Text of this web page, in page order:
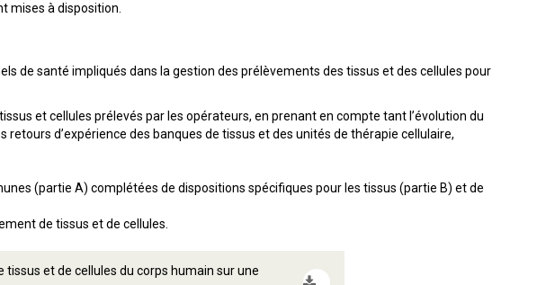
mises à disposition.
de santé impliqués dans la gestion des prélèvements des tissus et des cellules pour
et cellules prélevés par les opérateurs, en prenant en compte tant l’évolution du
d’expérience des banques de tissus et des unités de thérapie cellulaire,
(partie A) complétées de dispositions spécifiques pour les tissus (partie B) et de
de tissus et de cellules.
et de cellules du corps humain sur une